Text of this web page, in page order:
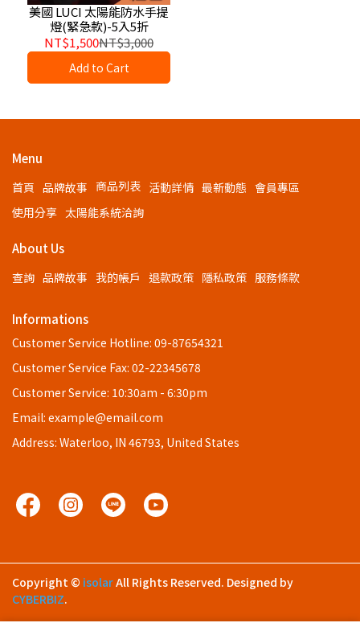
美國 LUCI 太陽能防水手提
燈(緊急款)-5入5折
NT$1,500NT$3,000
Add to Cart
Menu
首頁 品牌故事 商品列表 活動詳情 最新動態 會員專區
使用分享 太陽能系統洽詢
About Us
查詢 品牌故事 我的帳戶 退款政策 隱私政策 服務條款
Informations
Customer Service Hotline: 09-87654321
Customer Service Fax: 02-22345678
Customer Service: 10:30am - 6:30pm
Email: example@email.com
Address: Waterloo, IN 46793, United States
Copyright © isolarAll Rights Reserved. Designed by
CYBERBIZ.